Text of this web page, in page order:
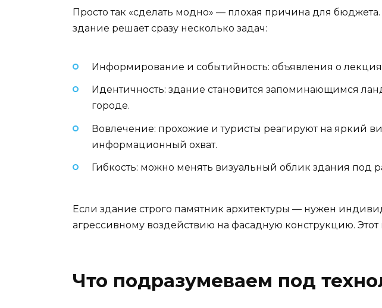
Просто так «сделать модно» — плохая причина для
здание решает сразу несколько задач:
Информирование и событийность: объявления о
Идентичность: здание становится запоминающимся
городе.
Вовлечение: прохожие и туристы реагируют на яркий
информационный охват.
Гибкость: можно менять визуальный облик здания под
Если здание строго памятник архитектуры — нужен
агрессивному воздействию на фасадную конструкцию.
Что подразумеваем под